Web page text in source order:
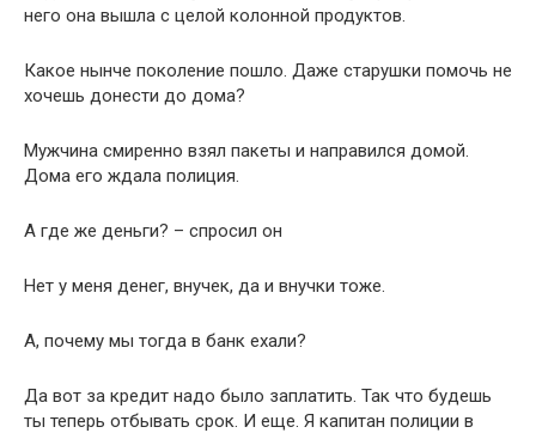
него она вышла с целой колонной продуктов.
Какое нынче поколение пошло. Даже старушки помочь не
хочешь донести до дома?
Мужчина смиренно взял пакеты и направился домой.
Дома его ждала полиция.
А где же деньги? – спросил он
Нет у меня денег, внучек, да и внучки тоже.
А, почему мы тогда в банк ехали?
Да вот за кредит надо было заплатить. Так что будешь
ты теперь отбывать срок. И еще. Я капитан полиции в